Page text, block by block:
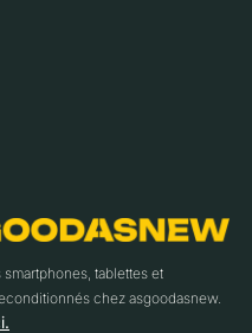
tablettes et
chez asgoodasnew.